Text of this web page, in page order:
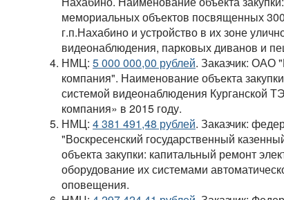
мемориальных объектов посвященных
г.п.Нахабино и устройство в их зоне
видеонаблюдения, парковых диванов и
НМЦ: 5 000 000,00 рублей. Заказчик: ОАО
компания". Наименование объекта
системой видеонаблюдения Курганской
компания» в 2015 году.
НМЦ: 4 381 491,48 рублей. Заказчик:
"Воскресенский государственный
объекта закупки: капитальный ремонт
оборудование их системами
оповещения.